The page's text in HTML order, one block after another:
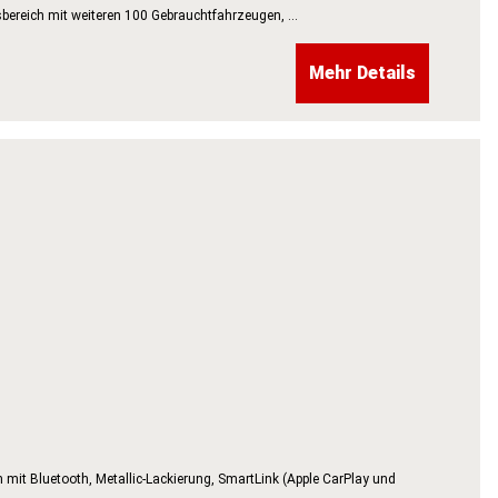
mit weiteren 100 Gebrauchtfahrzeugen, ...
Mehr Details
Bluetooth, Metallic-Lackierung, SmartLink (Apple CarPlay und